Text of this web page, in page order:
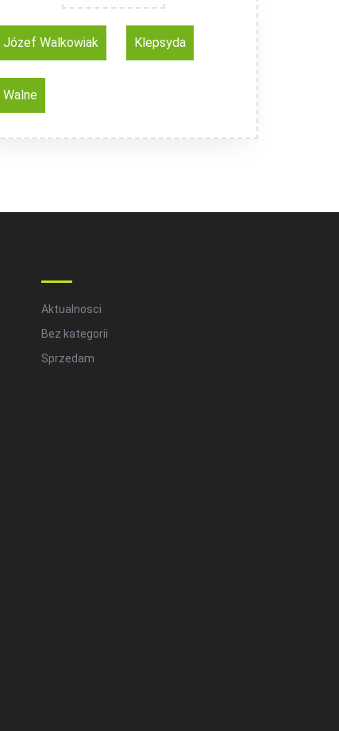
Józef Walkowiak Klepsyda
Walne
Aktualnosci
Bez kategorii
Sprzedam